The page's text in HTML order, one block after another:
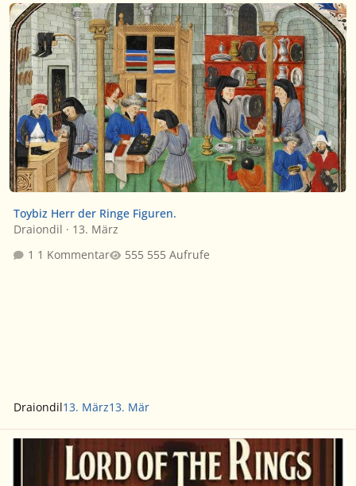
Toybiz Herr der Ringe Figuren.
Draiondil · 13. März
1 Kommentar
555 Aufrufe
Draiondil13. März13. Mär
Verrücktes Merchandising